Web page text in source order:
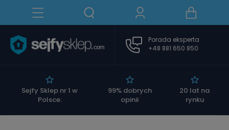
Sejfy Sklep nr 1 w
Polsce:
99% dobrych
opinii
20 lat na
rynku
Porada eksperta
+48 881 650 850